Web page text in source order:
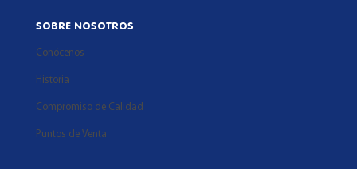
SOBRE NOSOTROS
Conócenos
Historia
Compromiso de Calidad
Puntos de Venta